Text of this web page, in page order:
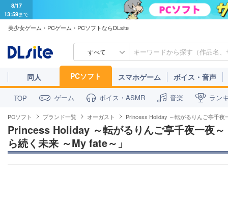
8/17
13:59まで
美少女ゲーム・PCゲーム・PCソフトならDLsite
すべて
同人 PCソフト スマホゲーム ボイス・音声
TOP ゲーム ボイス・ASMR 音楽 ラン
PCソフト ブランド一覧 オーガスト Princess Holiday ～転がるりんご亭千
Princess Holiday ～転がるりんご亭千夜一夜
ら続く未来 ～My fate～」